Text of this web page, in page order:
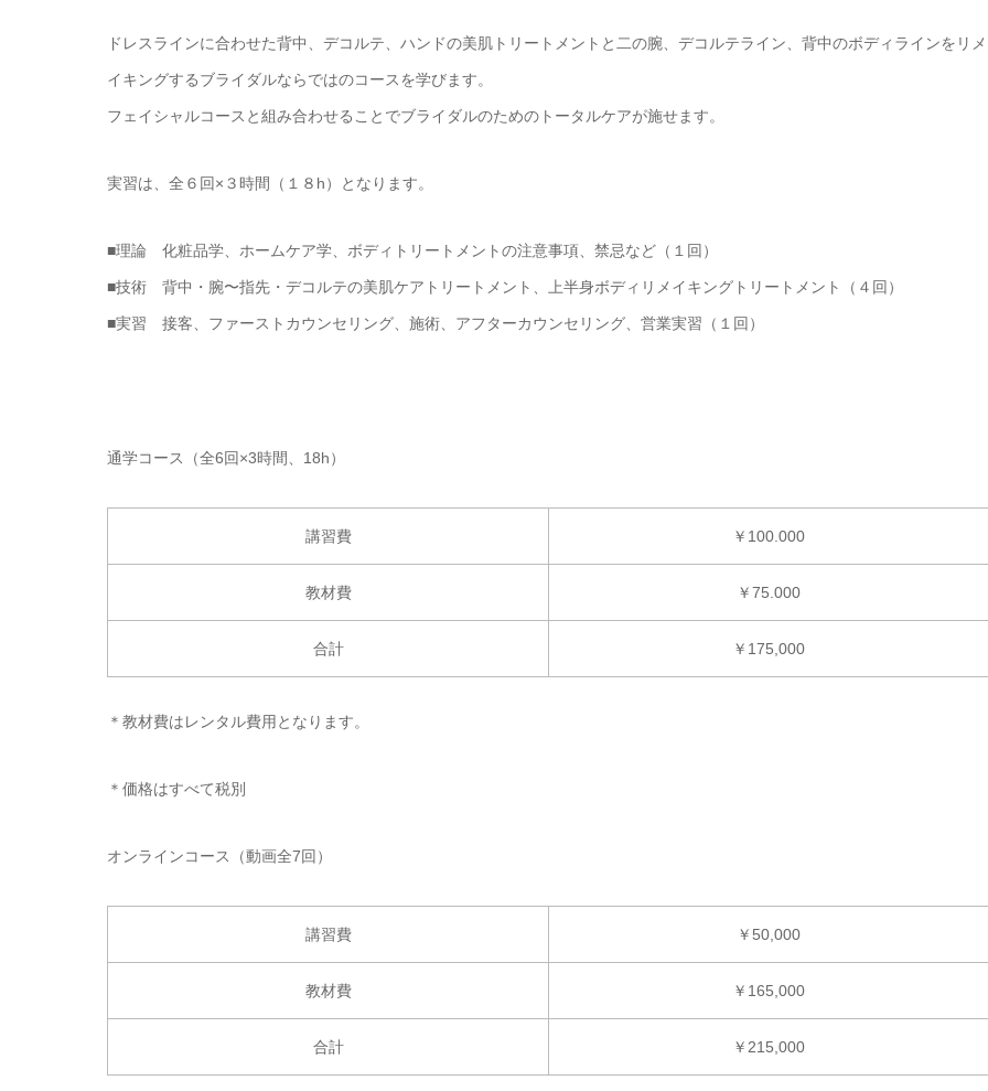
ドレスラインに合わせた背中、デコルテ、ハンドの美肌トリートメントと二の腕、デコルテライン、背中のボディラインをリメ
イキングするブライダルならではのコースを学びます。
フェイシャルコースと組み合わせることでブライダルのためのトータルケアが施せます。
実習は、全６回×３時間（１８h）となります。
■理論 化粧品学、ホームケア学、ボディトリートメントの注意事項、禁忌など（１回）
■技術 背中・腕〜指先・デコルテの美肌ケアトリートメント、上半身ボディリメイキングトリートメント（４回）
■実習 接客、ファーストカウンセリング、施術、アフターカウンセリング、営業実習（１回）
通学コース（全6回×3時間、18h）
講習費 ￥100.000
教材費 ￥75.000
合計 ￥175,000
＊教材費はレンタル費用となります。
＊価格はすべて税別
オンラインコース（動画全7回）
講習費 ￥50,000
教材費 ￥165,000
合計 ￥215,000